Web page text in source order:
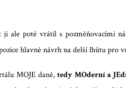
ale poté vrátil s pozměňovacími
hlavně návrh na delší lhůtu pro
MOJE daně, tedy MOderní a